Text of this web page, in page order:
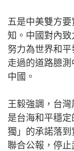
五是中美雙方
知。中國對內
努力為世界和
走過的道路臆
中國。
王毅強調，台灣
是台海和平穩
獨」的承諾落
聯合公報，停止